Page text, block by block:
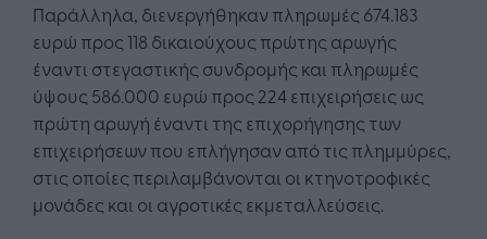
Παράλληλα, διενεργήθηκαν πληρωμές 674.183
ευρώ προς 118 δικαιούχους πρώτης αρωγής
έναντι στεγαστικής συνδρομής και πληρωμές
ύψους 586.000 ευρώ προς 224 επιχειρήσεις ως
πρώτη αρωγή έναντι της επιχορήγησης των
επιχειρήσεων που επλήγησαν από τις πλημμύρες,
στις οποίες περιλαμβάνονται οι κτηνοτροφικές
μονάδες και οι αγροτικές εκμεταλλεύσεις.